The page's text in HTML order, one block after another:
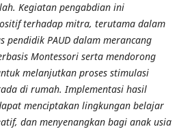
Kegiatan pengabdian ini
terhadap mitra, terutama dalam
pendidik PAUD dalam merancang
Montessori serta mendorong
melanjutkan proses stimulasi
di rumah. Implementasi hasil
menciptakan lingkungan belajar
dan menyenangkan bagi anak usia